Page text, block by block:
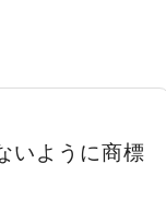
いように商標